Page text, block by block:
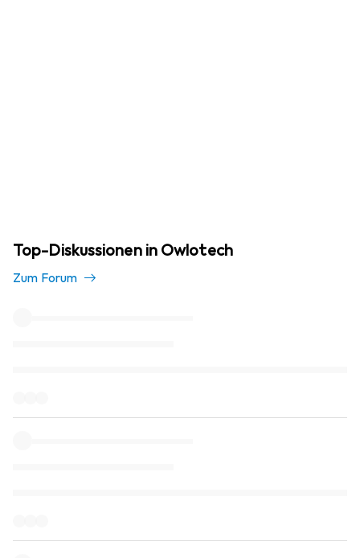
Top-Diskussionen in Owlotech
Zum Forum